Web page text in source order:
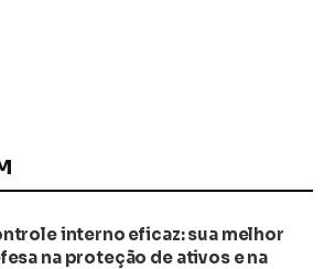
interno eficaz: sua melhor
na proteção de ativos e na